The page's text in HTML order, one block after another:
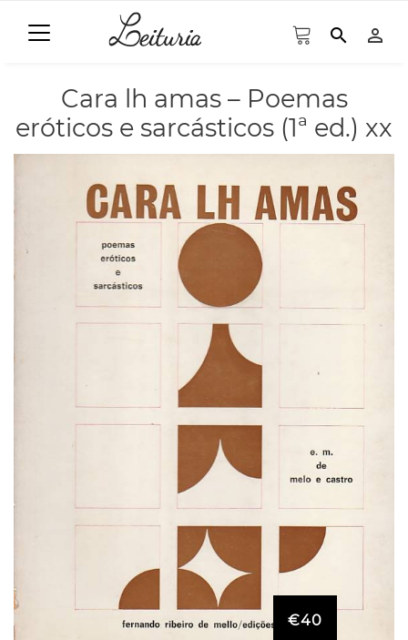
search person_outline
Cara lh amas – Poemas
eróticos e sarcásticos (1ª ed.) xx
€40